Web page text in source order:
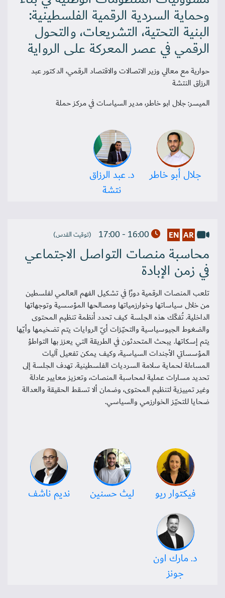
وحماية السردية الرقمية الفلسطينية:
البنية التحتية، التشريعات، والتحول
الرقمي في عصر المعركة على الرواية
حوارية مع معالي وزير الاتصالات والاقتصاد الرقمي، الدكتور عبد
الرزاق النتشة
الميسر: جلال ابو خاطر، مدير السياسات في مركز حملة
جلال أبو خاطر
د. عبد الرزاق
نتشة
AR
EN
16:00 - 17:00 (توقيت القدس)
محاسبة منصات التواصل الاجتماعي
في زمن الإبادة
تلعب المنصات الرقمية دورًا في تشكيل الفهم العالمي لفلسطين
من خلال سياساتها وخوارزمياتها ومصالحها المؤسسية وتوجهاتها
الداخلية. تُفكّك هذه الجلسة كيف تحدد أنظمة تنظيم المحتوى
والضغوط الجيوسياسية والتحيّزات أيّ الروايات يتم تضخيمها وأيّها
يتم إسكاتها. يبحث المتحدثون في الطريقة التي يعزز بها التواطؤ
المؤسساتي الأجندات السياسية، وكيف يمكن تفعيل آليات
المساءلة لحماية سلامة السرديات الفلسطينية. تهدف الجلسة إلى
تحديد مسارات عملية لمحاسبة المنصات، وتعزيز معايير عادلة
وغير تمييزية لتنظيم المحتوى، وضمان ألا تسقط الحقيقة والعدالة
ضحايا للتحيّز الخوارزمي والسياسي.
فيكتوار ريو ليث حسنين نديم ناشف
د. مارك اون
جونز